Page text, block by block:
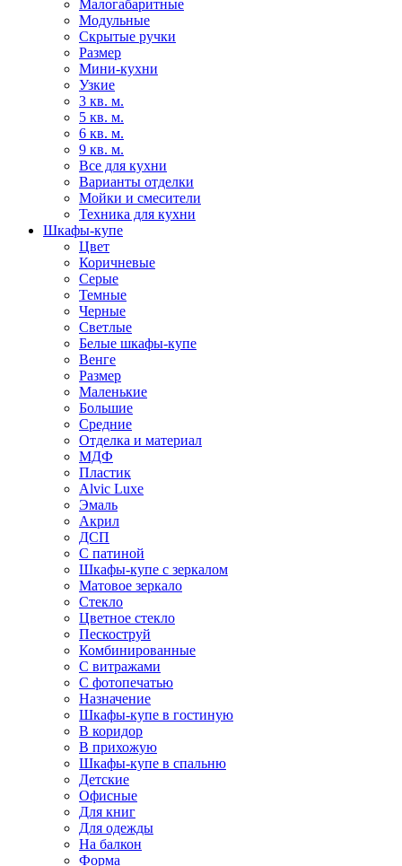
Малогабаритные
Модульные
Скрытые ручки
Размер
Мини-кухни
Узкие
3 кв. м.
5 кв. м.
6 кв. м.
9 кв. м.
Все для кухни
Варианты отделки
Мойки и смесители
Техника для кухни
Шкафы-купе
Цвет
Коричневые
Серые
Темные
Черные
Светлые
Белые шкафы-купе
Венге
Размер
Маленькие
Большие
Средние
Отделка и материал
МДФ
Пластик
Alvic Luxe
Эмаль
Акрил
ДСП
С патиной
Шкафы-купе с зеркалом
Матовое зеркало
Стекло
Цветное стекло
Пескоструй
Комбинированные
С витражами
С фотопечатью
Назначение
Шкафы-купе в гостиную
В коридор
В прихожую
Шкафы-купе в спальню
Детские
Офисные
Для книг
Для одежды
На балкон
Форма